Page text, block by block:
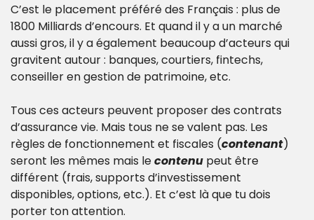
C’est le placement préféré des Français : plus de
1800 Milliards d’encours. Et quand il y a un marché
aussi gros, il y a également beaucoup d’acteurs qui
gravitent autour : banques, courtiers, fintechs,
conseiller en gestion de patrimoine, etc.
Tous ces acteurs peuvent proposer des contrats
d’assurance vie. Mais tous ne se valent pas. Les
règles de fonctionnement et fiscales (contenant)
seront les mêmes mais le contenu peut être
différent (frais, supports d’investissement
disponibles, options, etc.). Et c’est là que tu dois
porter ton attention.